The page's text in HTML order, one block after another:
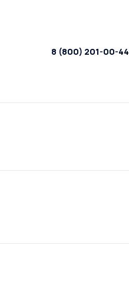
8 (800) 201-00-44